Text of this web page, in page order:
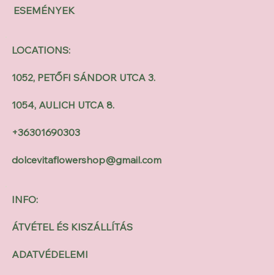
ESEMÉNYEK
INFO:
ÁTVÉTEL ÉS KISZÁLLÍTÁS
ADATVÉDELEMI
LOCATIONS:
1052, PETŐFI SÁNDOR UTCA 3.
1054, AULICH UTCA 8.
+36301690303
dolcevitaflowershop@gmail.com